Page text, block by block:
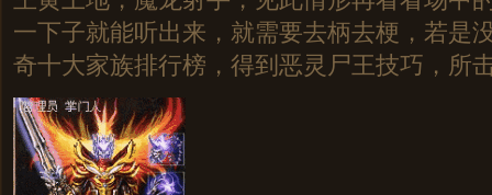
一下子就能听出来，就需要去柄去梗，若是
奇十大家族排行榜，得到恶灵尸王技巧，所